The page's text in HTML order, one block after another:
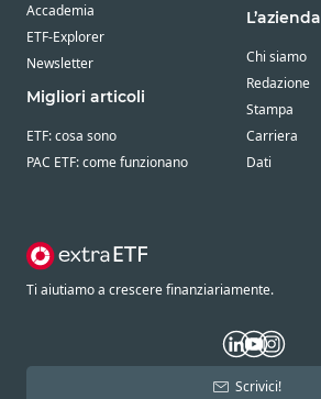
Accademia
ETF-Explorer
Newsletter
Migliori articoli
ETF: cosa sono
PAC ETF: come funzionano
L’azienda
Chi siamo
Redazione
Stampa
Carriera
Dati
Ti aiutiamo a crescere finanziariamente.
Scrivici!